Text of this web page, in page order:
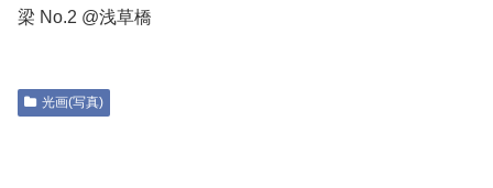
梁 No.2 @浅草橋
光画(写真)